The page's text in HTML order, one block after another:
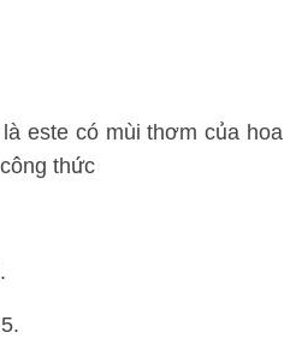
este có mùi thơm của hoa
thức